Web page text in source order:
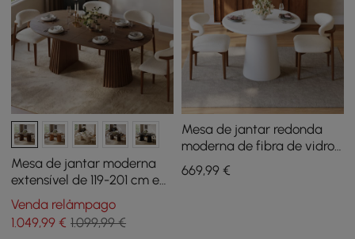
Mesa de jantar moderna
extensível de 119-201 cm em
madeira de nogueira com
base canelada, acomoda
4-6 pessoas
Venda relâmpago
1.049,99 € 1.099,99 €
Mesa de jantar redonda
moderna de fibra de vidro
de 81 cm com base de
pedestal escultural,
669,99€